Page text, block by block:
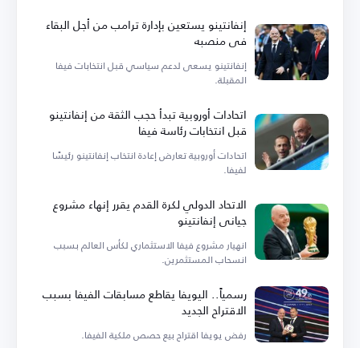
إنفانتينو يستعين بإدارة ترامب من أجل البقاء
في منصبه
إنفانتينو يسعى لدعم سياسي قبل انتخابات فيفا
المقبلة.
اتحادات أوروبية تبدأ حجب الثقة من إنفانتينو
قبل انتخابات رئاسة فيفا
اتحادات أوروبية تعارض إعادة انتخاب إنفانتينو رئيسًا
لفيفا.
الاتحاد الدولي لكرة القدم يقرر إنهاء مشروع
جياني إنفانتينو
انهيار مشروع فيفا الاستثماري لكأس العالم بسبب
انسحاب المستثمرين.
رسمياً.. اليويفا يقاطع مسابقات الفيفا بسبب
الاقتراح الجديد
رفض يويفا اقتراح بيع حصص ملكية الفيفا.